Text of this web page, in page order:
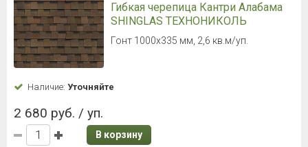
Гибкая черепица Кантри Алабама
SHINGLAS ТЕХНОНИКОЛЬ
Гонт 1000х335 мм, 2,6 кв.м/уп.
Наличие: Уточняйте
2 680 руб. / уп.
В корзину